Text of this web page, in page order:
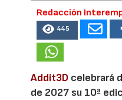
Redacción
445
Addit3D celebrará
de 2027 su 10ª